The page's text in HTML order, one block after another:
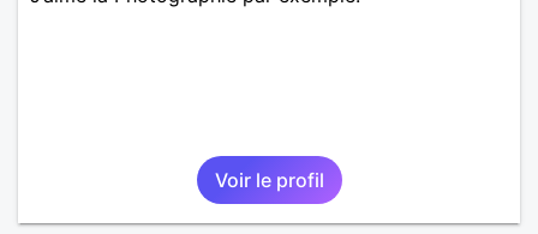
Voir le profil